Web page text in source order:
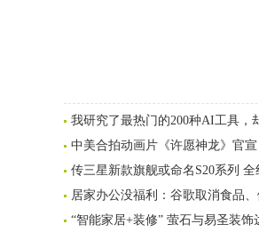
我研究了最热门的200种AI工具，
中美合拍动画片《许愿神龙》官
传三星新款旗舰或命名S20系列 全
居家办公没福利：谷歌取消食品
“智能家居+装修” 萤石与易圣装饰